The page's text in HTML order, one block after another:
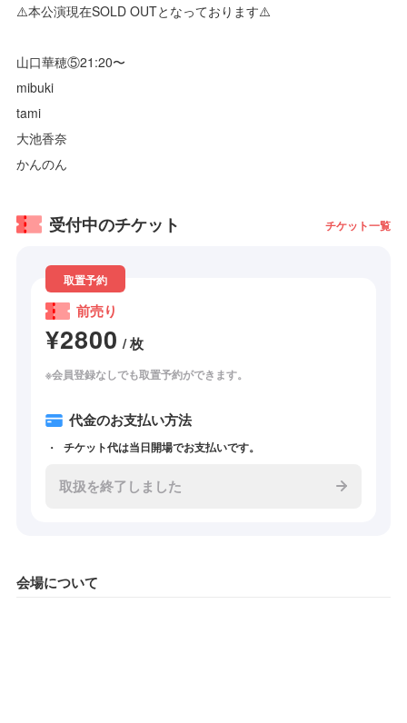
⚠️本公演現在SOLD OUTとなっております⚠️
山口華穂⑤21:20〜
mibuki
tami
大池香奈
かんのん
受付中のチケット チケット一覧
取置予約
前売り
¥2800 / 枚
※会員登録なしでも取置予約ができます。
代金のお支払い方法
チケット代は当日開場でお支払いです。
取扱を終了しました
会場について